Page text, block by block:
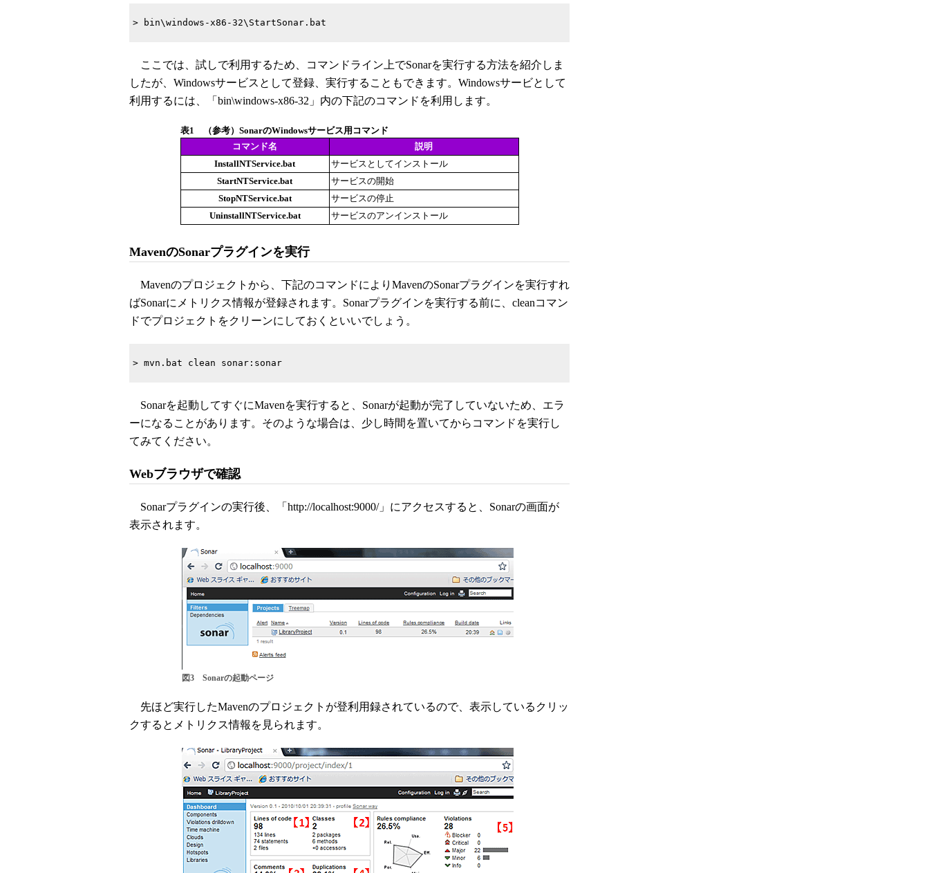
> bin\windows-x86-32\StartSonar.bat
ここでは、試しで利用するため、コマンドライン上でSonarを実行する方法を紹介しま
したが、Windowsサービスとして登録、実行することもできます。Windowsサービとして
利用するには、「bin\windows-x86-32」内の下記のコマンドを利用します。
表1 （参考）SonarのWindowsサービス用コマンド
コマンド名
説明
InstallNTService.bat
サービスとしてインストール
StartNTService.bat
サービスの開始
StopNTService.bat
サービスの停止
UninstallNTService.bat
サービスのアンインストール
MavenのSonarプラグインを実行
Mavenのプロジェクトから、下記のコマンドによりMavenのSonarプラグインを実行すれ
ばSonarにメトリクス情報が登録されます。Sonarプラグインを実行する前に、cleanコマン
ドでプロジェクトをクリーンにしておくといいでしょう。
> mvn.bat clean sonar:sonar
Sonarを起動してすぐにMavenを実行すると、Sonarが起動が完了していないため、エラ
ーになることがあります。そのような場合は、少し時間を置いてからコマンドを実行し
てみてください。
Webブラウザで確認
Sonarプラグインの実行後、「http://localhost:9000/」にアクセスすると、Sonarの画面が
表示されます。
図3 Sonarの起動ページ
先ほど実行したMavenのプロジェクトが登利用録されているので、表示しているクリッ
クするとメトリクス情報を見られます。